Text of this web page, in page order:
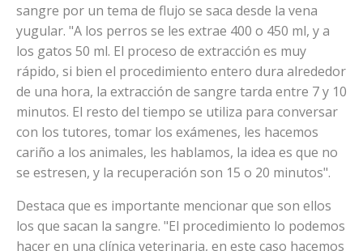
sangre por un tema de flujo se saca desde la vena
yugular. "A los perros se les extrae 400 o 450 ml, y a
los gatos 50 ml. El proceso de extracción es muy
rápido, si bien el procedimiento entero dura alrededor
de una hora, la extracción de sangre tarda entre 7 y 10
minutos. El resto del tiempo se utiliza para conversar
con los tutores, tomar los exámenes, les hacemos
cariño a los animales, les hablamos, la idea es que no
se estresen, y la recuperación son 15 o 20 minutos".
Destaca que es importante mencionar que son ellos
los que sacan la sangre. "El procedimiento lo podemos
hacer en una clínica veterinaria, en este caso hacemos